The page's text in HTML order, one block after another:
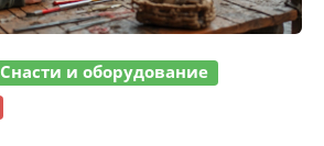
Снасти и оборудование